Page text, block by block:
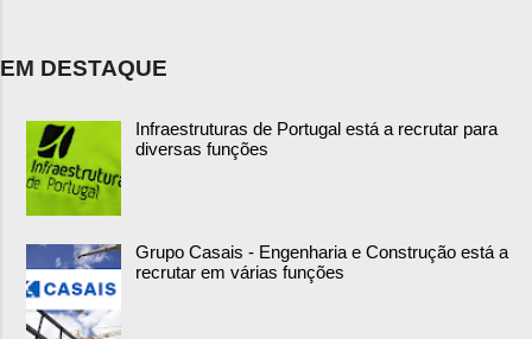
EM DESTAQUE
Infraestruturas de Portugal está a recrutar para
diversas funções
Grupo Casais - Engenharia e Construção está a
recrutar em várias funções